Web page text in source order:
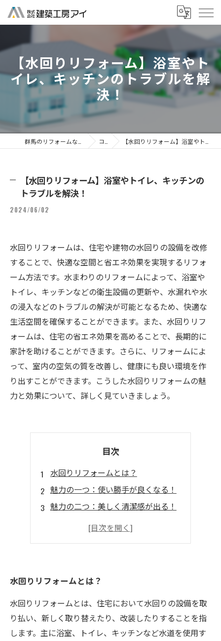
【水回りリフォーム】浴室やト
イレ、キッチンのトラブルを解
決！
コラム 【水回りリフォーム】浴室やトイレ、キッチンのトラブルを解決！
【水回りリフォーム】浴室やトイレ、キッチンの
トラブルを解決！
2024/06/02
水回りリフォームは、住宅や建物の水回りの設備を改修
することで、快適な空間と省エネ効果を実現するリフォ
ーム方法です。水まわりのリフォームによって、浴室や
トイレ、キッチンなどの衛生設備の更新や、水漏れや水
の浸入などのトラブルの解決が可能となるため、快適な
生活空間を確保することができます。また、水回りリフ
ォームは、住宅の省エネ効果を高めることで、長期的に
家計を助けることができます。さらに、リフォームによ
って、室内の空気の質を改善し、健康にも良い環境を作
り出すことができます。こうした水回りリフォームの魅
力と効果について、詳しく見ていきましょう。
目次
水回りリフォームとは？
魅力の一つ：使い勝手が良くなる！
魅力の二つ：美しく清潔感が出る！
効果の一つ：節約ができる！
水回りリフォームとは？
水回りリフォームとは、住宅において水回りの設備を取
り払い、新しく取り替えたり、改装したりすることを指
します。主に浴室、トイレ、キッチンなど水道を使用す